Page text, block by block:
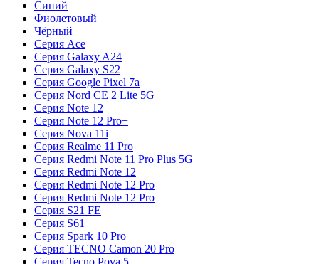
Синий
Фиолетовый
Чёрный
Серия Ace
Серия Galaxy A24
Серия Galaxy S22
Серия Google Pixel 7a
Серия Nord CE 2 Lite 5G
Серия Note 12
Серия Note 12 Pro+
Серия Nova 11i
Серия Realme 11 Pro
Серия Redmi Note 11 Pro Plus 5G
Серия Redmi Note 12
Серия Redmi Note 12 Pro
Серия Redmi Note 12 Pro
Серия S21 FE
Серия S61
Серия Spark 10 Pro
Серия TECNO Camon 20 Pro
Серия Tecno Pova 5